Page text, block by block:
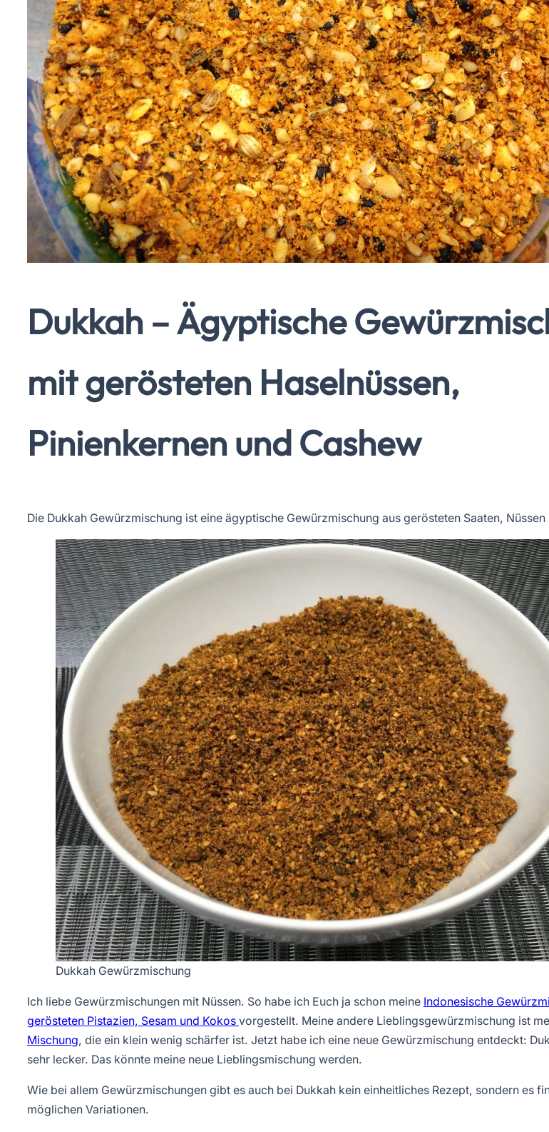
Dukkah – Ägyptische
mit gerösteten Haselnüssen,
Pinienkernen und Cashew
Die Dukkah Gewürzmischung ist eine ägyptische Gewürzmischung aus gerösteten Saaten,
Dukkah Gewürzmischung
Ich liebe Gewürzmischungen mit Nüssen. So habe ich Euch ja schon meine Indonesische
gerösteten Pistazien, Sesam und Kokos vorgestellt. Meine andere Lieblingsgewürzmischung ist
Mischung, die ein klein wenig schärfer ist. Jetzt habe ich eine neue Gewürzmischung entdeckt:
sehr lecker. Das könnte meine neue Lieblingsmischung werden.
Wie bei allem Gewürzmischungen gibt es auch bei Dukkah kein einheitliches Rezept, sondern es
möglichen Variationen.